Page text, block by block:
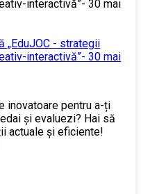
„EduJOC - strategii
interactivă”- 30 mai
inovatoare pentru a-ți
și evaluezi? Hai să
actuale și eficiente!